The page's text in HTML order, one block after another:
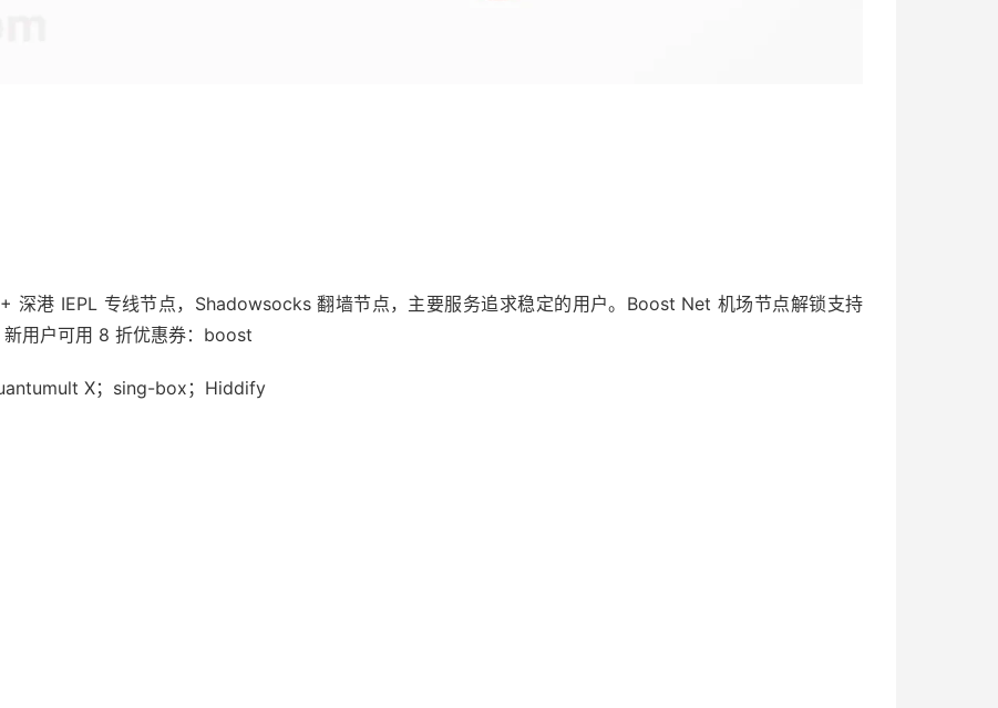
深港 IEPL 专线节点，Shadowsocks 翻墙节点，主要服务追求稳定的用户。Boost Net 机场节点解锁支持
用户可用 8 折优惠券：boost
X；sing-box；Hiddify